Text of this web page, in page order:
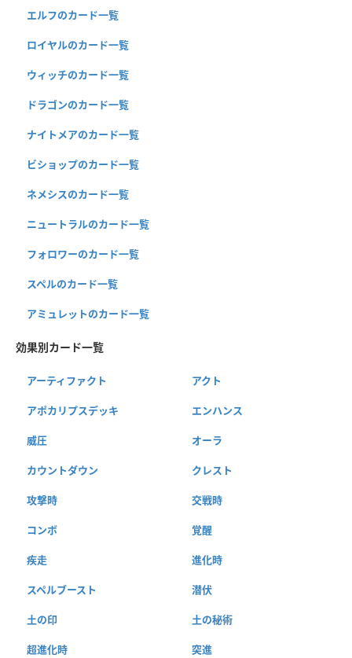
エルフのカード一覧
ロイヤルのカード一覧
ウィッチのカード一覧
ドラゴンのカード一覧
ナイトメアのカード一覧
ビショップのカード一覧
ネメシスのカード一覧
ニュートラルのカード一覧
フォロワーのカード一覧
スペルのカード一覧
アミュレットのカード一覧
効果別カード一覧
アーティファクト アクト
アポカリプスデッキ エンハンス
威圧 オーラ
カウントダウン クレスト
攻撃時 交戦時
コンボ 覚醒
疾走 進化時
スペルブースト 潜伏
土の印 土の秘術
超進化時 突進